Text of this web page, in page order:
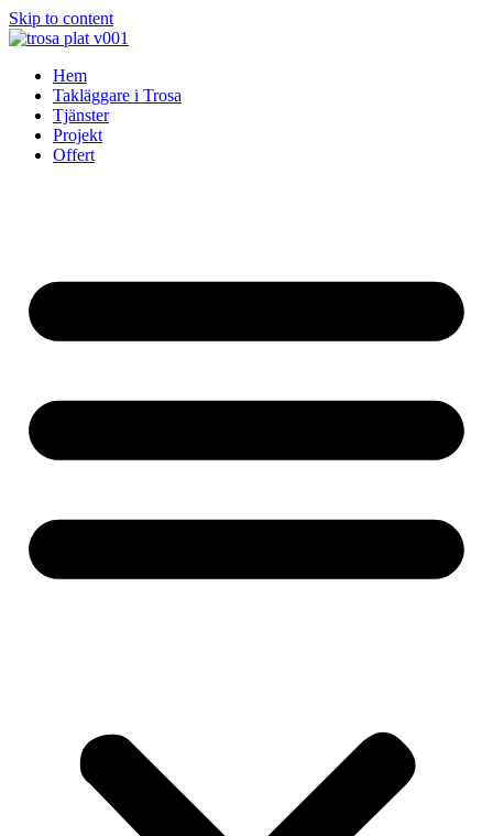
Skip to content
Hem
Takläggare i Trosa
Tjänster
Projekt
Offert